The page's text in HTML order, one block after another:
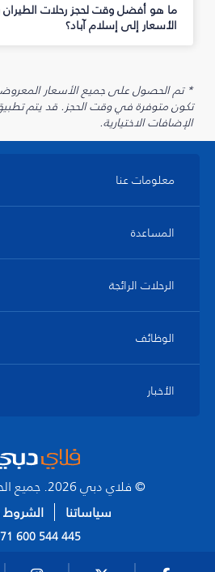
ما هو أفضل وقت لحجز رحلات الطيران
الأسعار إلى إسلام آباد؟
تكون متوفرة في وقت الحجز. قد يتم
الإضافات الاختيارية.
معلومات عنا
المساعدة
الرحلات الرائجة
الوظائف
الأخبار
© فلاي دبي 2026. جميع الحقوق محفوظة.
سياساتنا
الشروط
600 544 445